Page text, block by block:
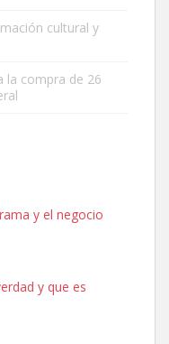
cultural y
la compra de 26
y el negocio
y que es